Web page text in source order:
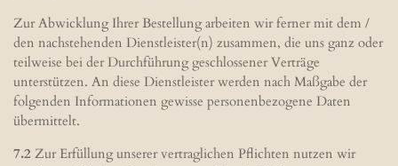
Zur Abwicklung Ihrer Bestellung arbeiten wir ferner mit dem /
den nachstehenden Dienstleister(n) zusammen, die uns ganz oder
teilweise bei der Durchführung geschlossener Verträge
unterstützen. An diese Dienstleister werden nach Maßgabe der
folgenden Informationen gewisse personenbezogene Daten
übermittelt.
7.2 Zur Erfüllung unserer vertraglichen Pflichten nutzen wir